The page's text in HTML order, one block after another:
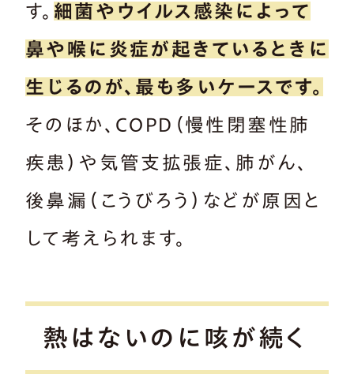
す。 細菌やウイルス感染によって
鼻や喉に炎症が起きているときに
生じるのが、最も多いケースです。
そのほか、COPD（慢性閉塞性肺
疾患）や気管支拡張症、肺がん、
後鼻漏（こうびろう）などが原因と
して考えられます。
熱はないのに咳が続く